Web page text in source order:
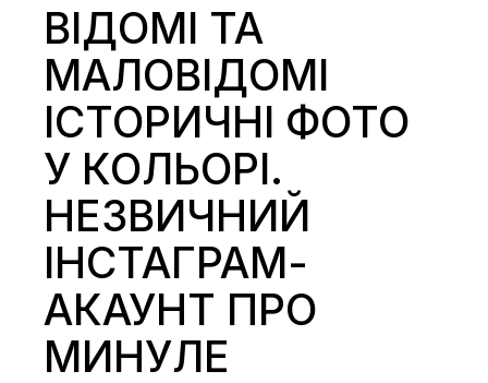
ВІДОМІ ТА
МАЛОВІДОМІ
ІСТОРИЧНІ ФОТО
У КОЛЬОРІ.
НЕЗВИЧНИЙ
ІНСТАГРАМ-
АКАУНТ ПРО
МИНУЛЕ